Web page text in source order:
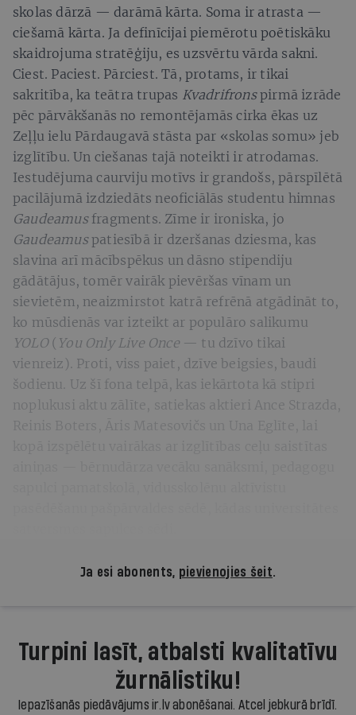
skolas dārzā — darāmā kārta. Soma ir atrasta —
ciešamā kārta. Ja definīcijai piemērotu poētiskāku
skaidrojuma stratēģiju, es uzsvērtu vārda sakni.
Ciest. Paciest. Pārciest. Tā, protams, ir tikai
sakritība, ka teātra trupas Kvadrifronspirmā izrāde
pēc pārvākšanās no remontējamās cirka ēkas uz
Zeļļu ielu Pārdaugavā stāsta par «skolas somu» jeb
izglītību. Un ciešanas tajā noteikti ir atrodamas.
Iestudējuma caurviju motīvs ir grandošs, pārspīlētā
pacilājumā izdziedāts neoficiālās studentu himnas
Gaudeamus fragments. Zīme ir ironiska, jo
Gaudeamuspatiesībā ir dzeršanas dziesma, kas
slavina arī mācībspēkus un dāsno stipendiju
gādātājus, tomēr vairāk pievēršas vīnam un
sievietēm, neaizmirstot katrā refrēnā atgādināt to,
ko mūsdienās var izteikt ar populāro salikumu
YOLO( You Only Live Once— tu dzīvo tikai
vienreiz). Proti, viss paiet, dzīve beigsies, baudi
šodienu. Uz šī fona telpā, kas iekārtota kā stipri
noplukusi aktu zālīte, satiekas aktieri Ance Strazda,
Reinis Boters, Āris Matesovičs un Una Eglīte, lai
Ja esi abonents, pievienojies šeit.
Turpini lasīt, atbalsti kvalitatīvu
žurnālistiku!
Iepazīšanās piedāvājums ir.lv abonēšanai. Atcel jebkurā brīdī.